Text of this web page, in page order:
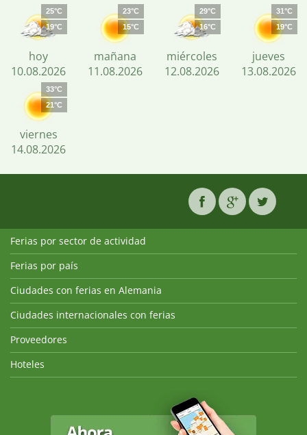
25°C
19°C
hoy
10.08.2026
23°C
15°C
mañana
11.08.2026
29°C
16°C
miércoles
12.08.2026
31°C
19°C
jueves
13.08.2026
33°C
21°C
viernes
14.08.2026
Ferias por sector de actividad
Ferias por país
Ciudades con ferias en Alemania
Ciudades internacionales con ferias
Proveedores
Hoteles